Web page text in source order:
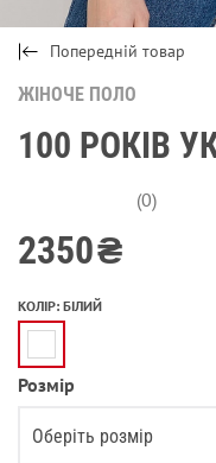
Попередній товар
ЖІНОЧЕ ПОЛО
100 РОКІВ
(0)
2350₴
КОЛІР: БІЛИЙ
Розмір
Оберіть розмір
Вкажіть ваш номер телефону: